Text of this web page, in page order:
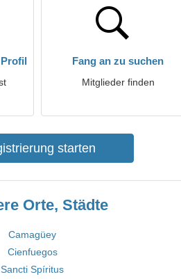
Fang an zu suchen
Mitglieder finden
starten
Orte, Städte
Camagüey
Cienfuegos
Sancti Spíritus